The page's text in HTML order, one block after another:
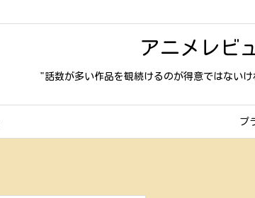
アニメレビ
"話数が多い作品を観続けるのが得意ではない
プ